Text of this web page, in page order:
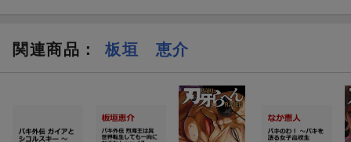
関連商品 ： 板垣 恵介